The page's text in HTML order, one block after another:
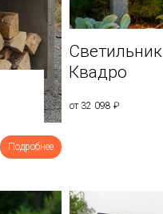
Подробнее
Светильник
Квадро
от 32 098 ₽